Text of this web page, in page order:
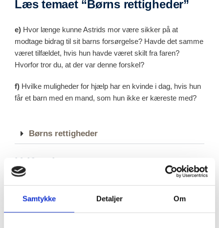
Samtykke Detaljer Om
Læs temaet “Børns rettigheder”
e) Hvor længe kunne Astrids mor være sikker på at
modtage bidrag til sit barns forsørgelse? Havde det samme
været tilfældet, hvis hun havde været skilt fra faren?
Hvorfor tror du, at der var denne forskel?
f) Hvilke muligheder for hjælp har en kvinde i dag, hvis hun
får et barn med en mand, som hun ikke er kæreste med?
Børns rettigheder
Udforsk…
Vurdér Viktors og Anna Sofies forhold ud fra
seksualmoralen omkring 1900. Var forholdet acceptabelt ud
fra denne målestok – og hvis ikke, hvorfor? Du kan finde